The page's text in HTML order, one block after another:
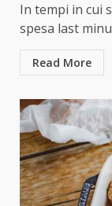
In tempi in cui
spesa last
Read More